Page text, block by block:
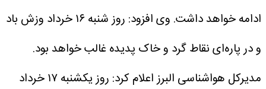
ادامه خواهد داشت.
وی افزود: روز شنبه ۱۶ خرداد وزش باد
و در پاره‌ای نقاط گرد و خاک پدیده غالب خواهد بود.
مدیرکل هواشناسی البرز اعلام کرد: روز یکشنبه ۱۷ خرداد